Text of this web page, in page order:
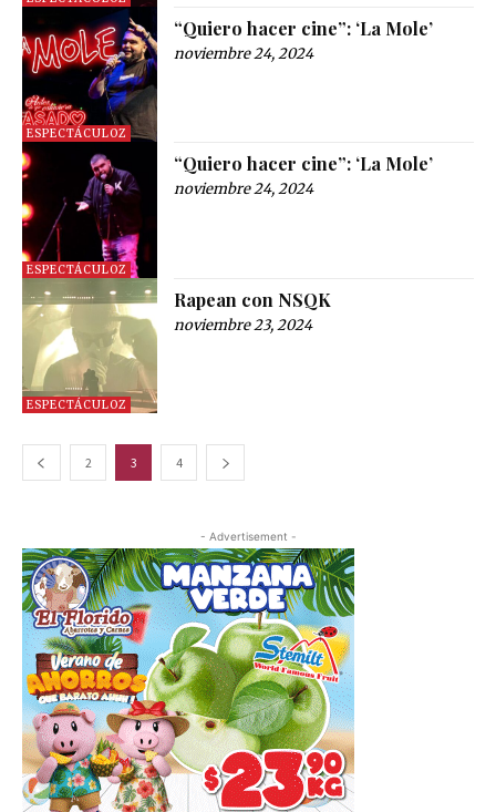
ESPECTÁCULOZ
“Quiero hacer cine”: ‘La Mole’
noviembre 24, 2024
ESPECTÁCULOZ
“Quiero hacer cine”: ‘La Mole’
noviembre 24, 2024
ESPECTÁCULOZ
Rapean con NSQK
noviembre 23, 2024
2 3 4
- Advertisement -